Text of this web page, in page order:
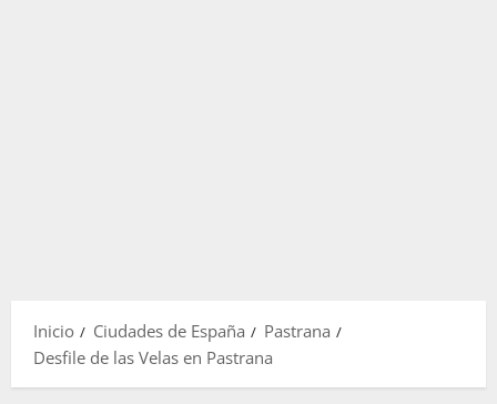
Inicio Ciudades de España
Pastrana
Desfile de las Velas en Pastrana